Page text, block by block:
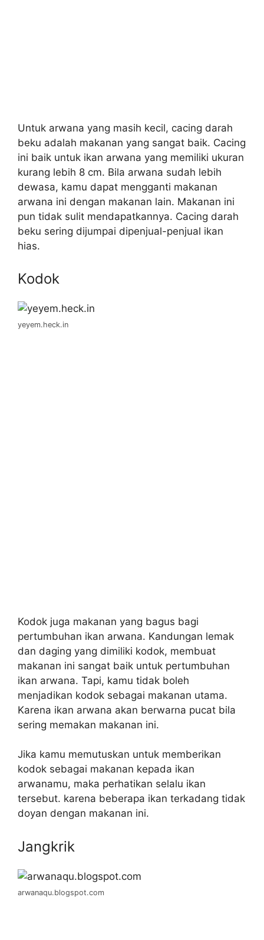
Untuk arwana yang masih kecil, cacing darah
beku adalah makanan yang sangat baik. Cacing
ini baik untuk ikan arwana yang memiliki ukuran
kurang lebih 8 cm. Bila arwana sudah lebih
dewasa, kamu dapat mengganti makanan
arwana ini dengan makanan lain. Makanan ini
pun tidak sulit mendapatkannya. Cacing darah
beku sering dijumpai dipenjual-penjual ikan
hias.
Kodok
yeyem.heck.in
Kodok juga makanan yang bagus bagi
pertumbuhan ikan arwana. Kandungan lemak
dan daging yang dimiliki kodok, membuat
makanan ini sangat baik untuk pertumbuhan
ikan arwana. Tapi, kamu tidak boleh
menjadikan kodok sebagai makanan utama.
Karena ikan arwana akan berwarna pucat bila
sering memakan makanan ini.
Jika kamu memutuskan untuk memberikan
kodok sebagai makanan kepada ikan
arwanamu, maka perhatikan selalu ikan
tersebut. karena beberapa ikan terkadang tidak
doyan dengan makanan ini.
Jangkrik
arwanaqu.blogspot.com